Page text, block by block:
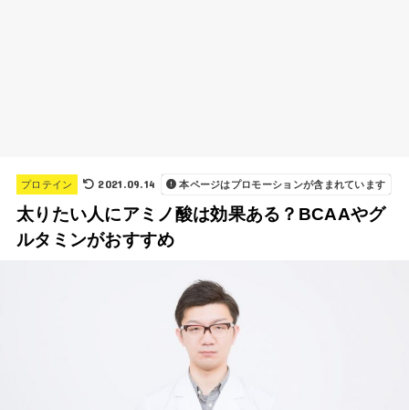
プロテイン 2021.09.14 本ページはプロモーションが含まれています
太りたい人にアミノ酸は効果ある？BCAAやグ
ルタミンがおすすめ